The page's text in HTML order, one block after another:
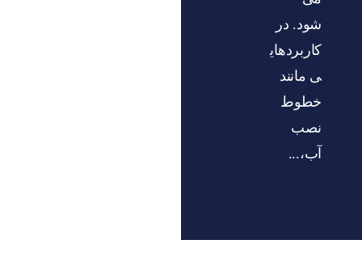
شود. در
کاربردهای
ی مانند
خطوط
نصب
آب،...